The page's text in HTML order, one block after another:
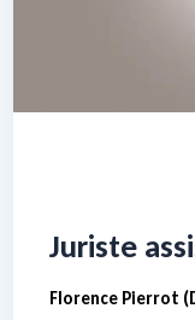
Juriste
Florence Pierrot